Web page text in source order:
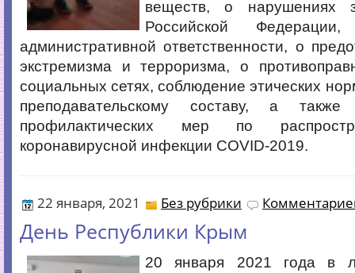
веществ, о нарушениях
Российской
административной ответственности, о
экстремизма и терроризма, о
социальных сетях, соблюдение этических
преподавательскому составу, а
профилактических мер по
коронавирусной инфекции COVID-2019.
22 января, 2021 Без рубрики
День Республики Крым
20 января 2021 года в